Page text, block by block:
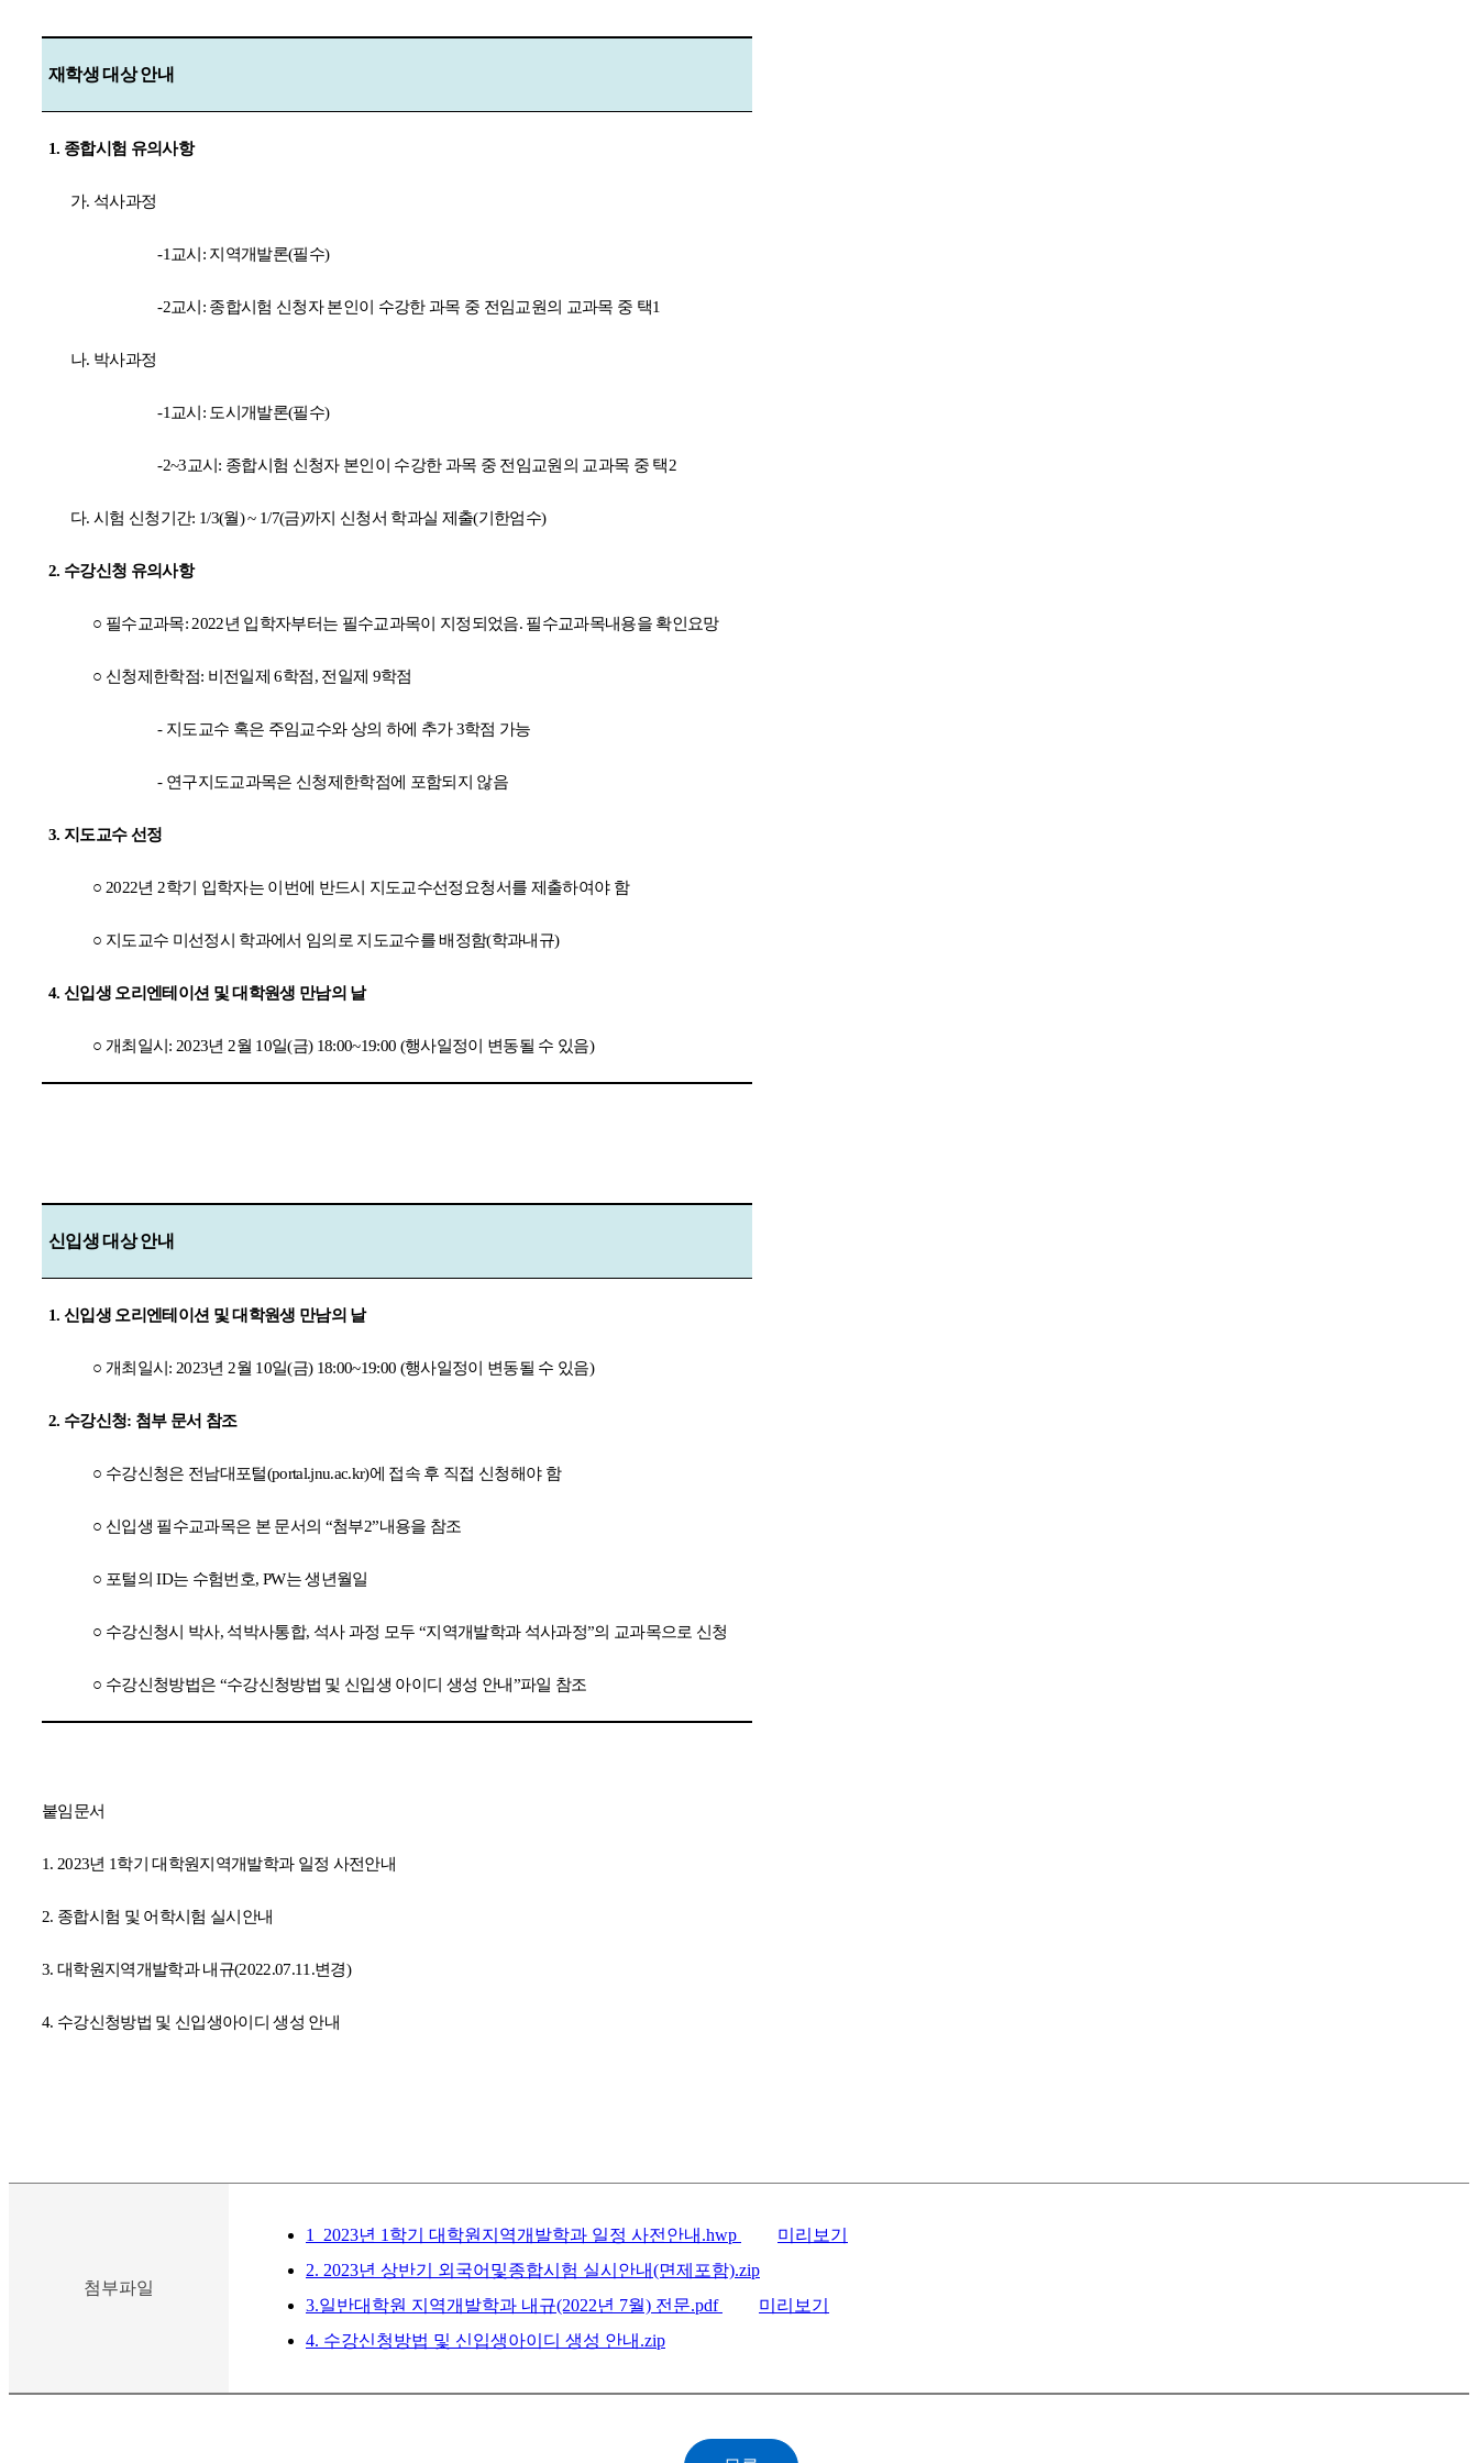
재학생 대상 안내
1. 종합시험 유의사항
가. 석사과정
-1 교시 : 지역개발론(필수)
-2교시 : 종합시험 신청자 본인이 수강한 과목 중 전임교원의 교과목 중 택1
나. 박사과정
-1 교시 : 도시개발론(필수)
-2~3교시 : 종합시험 신청자 본인이 수강한 과목 중 전임교원의 교과목 중 택2
다.시험 신청기간: 1/3(월) ~ 1/7(금)까지 신청서 학과실 제출(기한엄수)
2. 수강신청 유의사항
○ 필수교과목: 2022년 입학자부터는 필수교과목이 지정되었음. 필수교과목내용을 확인요망
○ 신청제한학점: 비전일제6학점, 전일제 9학점
- 지도교수 혹은 주임교수와 상의 하에 추가3학점 가능
- 연구지도교과목은 신청제한학점에 포함되지 않음
3. 지도교수 선정
○ 2022년 2학기 입학자는 이번에 반드시 지도교수선정요청서를 제출하여야 함
○ 지도교수 미선정시 학과에서 임의로 지도교수를 배정함(학과내규)
4. 신입생 오리엔테이션 및 대학원생 만남의 날
○ 개최일시 : 2023년 2월 10일(금) 18:00~19:00 (행사일정이 변동될 수 있음)
신입생 대상 안내
1. 신입생 오리엔테이션 및 대학원생 만남의 날
○ 개최일시: 2023년 2월 10일(금) 18:00~19:00 (행사일정이 변동될 수 있음)
2. 수강신청: 첨부 문서 참조
○ 수강신청은 전남대포털(portal.jnu.ac.kr)에 접속 후 직접 신청해야 함
○ 신입생 필수교과목은 본 문서의 “첨부2”내용을 참조
○ 포털의ID는 수험번호, PW는 생년월일
○ 수강신청시 박사, 석박사통합, 석사 과정 모두 “지역개발학과 석사과정”의 교과목으로 신청
○ 수강신청방법은 “수강신청방법 및 신입생 아이디 생성 안내”파일 참조
붙임문서
1. 2023년 1학기 대학원지역개발학과 일정 사전안내
2. 종합시험 및 어학시험 실시안내
3. 대학원지역개발학과 내규(2022.07.11.변경)
4. 수강신청방법 및 신입생아이디 생성 안내
첨부파일
1_2023년 1학기 대학원지역개발학과 일정 사전안내.hwp
미리보기
2. 2023년 상반기 외국어및종합시험 실시안내(면제포함).zip
3.일반대학원 지역개발학과 내규(2022년 7월) 전문.pdf
미리보기
4. 수강신청방법 및 신입생아이디 생성 안내.zip